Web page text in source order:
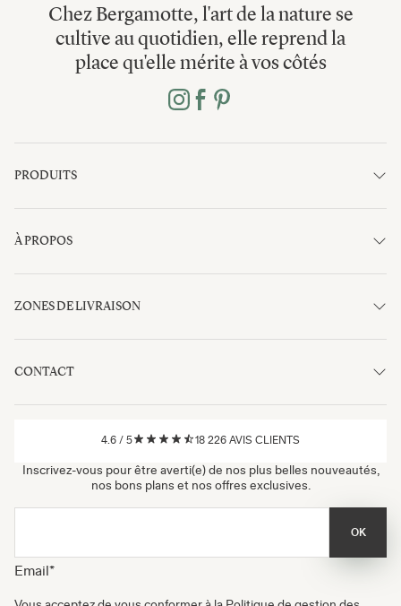
Chez Bergamotte, l'art de la nature se
cultive au quotidien, elle reprend la
place qu'elle mérite à vos côtés
PRODUITS
À PROPOS
ZONES DE LIVRAISON
CONTACT
4.6 / 5 18 226 AVIS CLIENTS
Inscrivez-vous pour être averti(e) de nos plus belles nouveautés,
nos bons plans et nos offres exclusives.
Email*
OK